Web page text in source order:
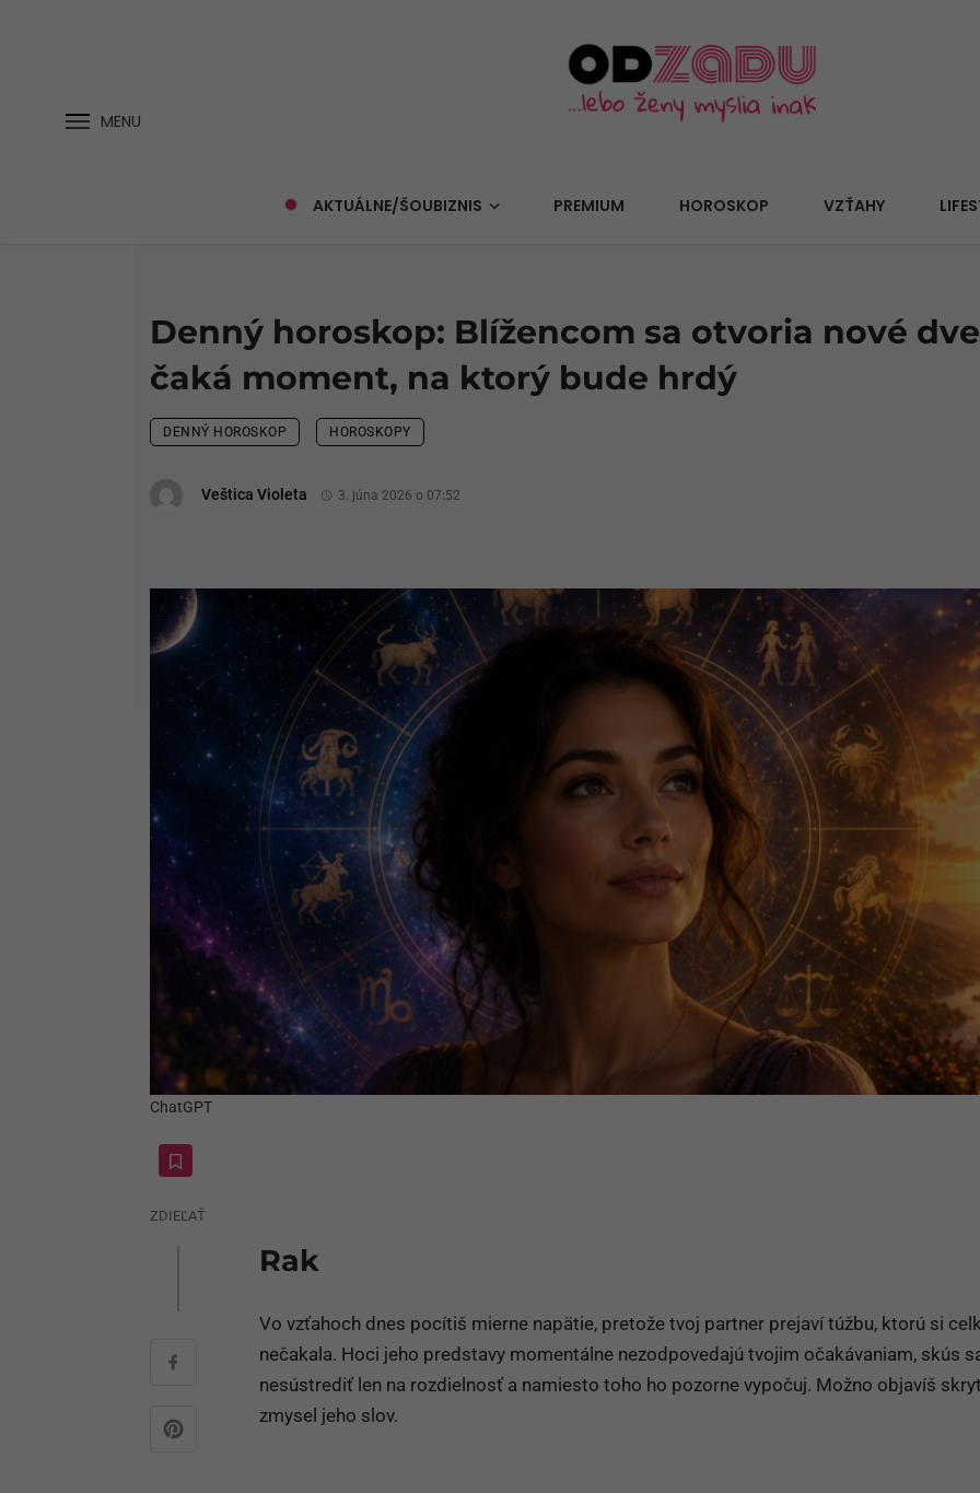
MENU
AKTUÁLNE/ŠOUBIZNIS PREMIUM HOROSKOP VZŤAHY
Denný horoskop: Blížencom sa otvoria nové
čaká moment, na ktorý bude hrdý
DENNÝ HOROSKOP HOROSKOPY
Veštica Violeta 3. júna 2026 o 07:52
ChatGPT
ZDIEĽAŤ
Rak
Vo vzťahoch dnes pocítiš mierne napätie, pretože tvoj partner prejaví túžbu, ktorú si
nečakala. Hoci jeho predstavy momentálne nezodpovedajú tvojim očakávaniam, skús
nesústrediť len na rozdielnosť a namiesto toho ho pozorne vypočuj. Možno objavíš
zmysel jeho slov.